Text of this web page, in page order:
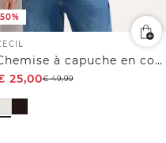
Chemise à capuche en couleur unie
25,00€49,99